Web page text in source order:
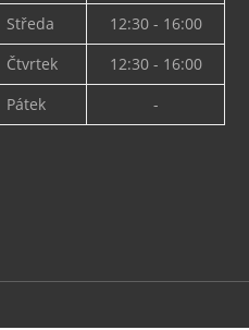
Středa
12:30 - 16:00
Čtvrtek
12:30 - 16:00
Pátek
-